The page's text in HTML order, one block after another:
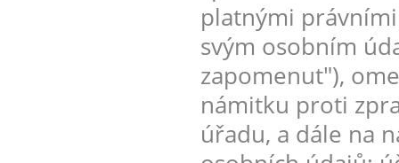
platnými
svým osobním
zapomenut"),
námitku proti
úřadu, a dále na